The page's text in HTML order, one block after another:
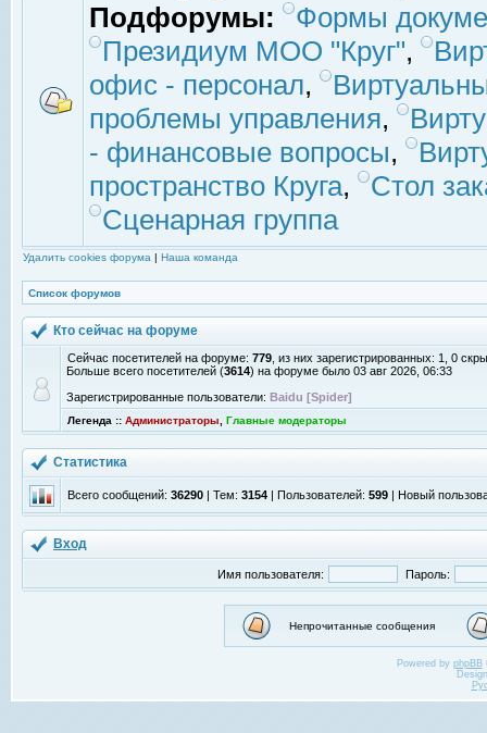
Подфорумы:
Формы
Президиум МОО "Круг",
офис - персонал,
проблемы управления,
- финансовые вопросы,
пространство Круга,
Стол
Сценарная группа
Удалить cookies форума | Наша команда
Список форумов
Кто сейчас на форуме
Сейчас посетителей на форуме: 779 , из них зарегистрированных: 1, 0
Больше всего посетителей (3614) на форуме было 03 авг 2026, 06:33
Зарегистрированные пользователи: Baidu [Spider]
Легенда :: Администраторы Главные модераторы
Статистика
Всего сообщений: 36290 | Тем: 3154 | Пользователей: 599 | Новый
Вход
Имя пользователя: Пароль:
Непрочитанные сообщения
Powered by phpBB